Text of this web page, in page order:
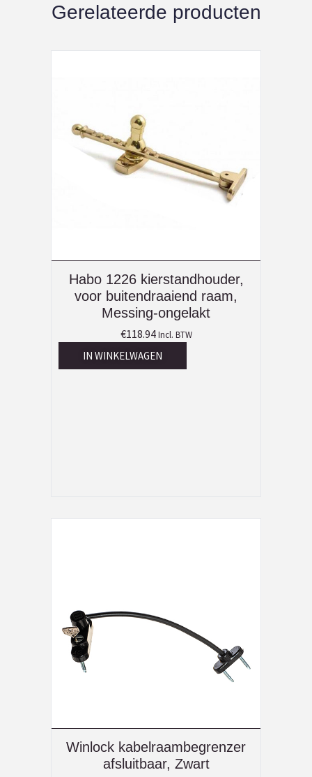
Gerelateerde producten
Habo 1226 kierstandhouder,
voor buitendraaiend raam,
Messing-ongelakt
€118.94 Incl. BTW
IN WINKELWAGEN
Winlock kabelraambegrenzer
afsluitbaar, Zwart